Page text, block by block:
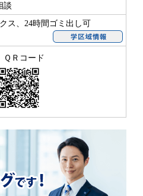
談
ス、24時間ゴミ出し可
ＱＲコード